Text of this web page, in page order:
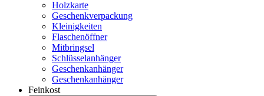
Holzkarte
Geschenkverpackung
Kleinigkeiten
Flaschenöffner
Mitbringsel
Schlüsselanhänger
Geschenkanhänger
Geschenkanhänger
Feinkost